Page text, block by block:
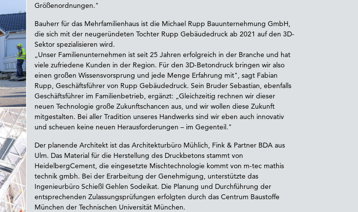
Größenordnungen."
Bauherr für das Mehrfamilienhaus ist die Michael Rupp Bauunternehmung GmbH,
die sich mit der neugeründeten Tochter Rupp Gebäudedruck ab 2021 auf den 3D-
Sektor spezialisieren wird.
„Unser Familienunternehmen ist seit 25 Jahren erfolgreich in der Branche und hat
viele zufriedene Kunden in der Region. Für den 3D-Betondruck bringen wir also
einen großen Wissensvorsprung und jede Menge Erfahrung mit", sagt Fabian
Rupp, Geschäftsführer von Rupp Gebäudedruck. Sein Bruder Sebastian, ebenfalls
Geschäftsführer im Familienbetrieb, ergänzt: „Gleichzeitig rechnen wir dieser
neuen Technologie große Zukunftschancen aus, und wir wollen diese Zukunft
mitgestalten. Bei aller Tradition unseres Handwerks sind wir eben auch innovativ
und scheuen keine neuen Herausforderungen – im Gegenteil."
Der planende Architekt ist das Architekturbüro Mühlich, Fink & Partner BDA aus
Ulm. Das Material für die Herstellung des Druckbetons stammt von
HeidelbergCement, die eingesetzte Mischtechnologie kommt von m-tec mathis
technik gmbh. Bei der Erarbeitung der Genehmigung, unterstützte das
Ingenieurbüro Schießl Gehlen Sodeikat. Die Planung und Durchführung der
entsprechenden Zulassungsprüfungen erfolgten durch das Centrum Baustoffe
München der Technischen Universität München.